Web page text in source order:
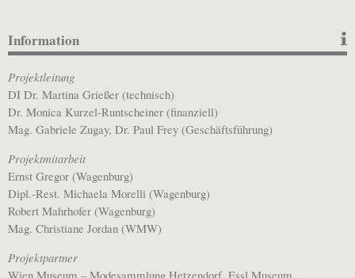
Information
Projektleitung
DI Dr. Martina Grießer (technisch)
Dr. Monica Kurzel-Runtscheiner (finanziell)
Mag. Gabriele Zugay, Dr. Paul Frey (Geschäftsführung)
Projektmitarbeit
Ernst Gregor (Wagenburg)
Dipl.-Rest. Michaela Morelli (Wagenburg)
Robert Mahrhofer (Wagenburg)
Mag. Christiane Jordan (WMW)
Projektpartner
Wien Museum – Modesammlung Hetzendorf, Essl Museum,